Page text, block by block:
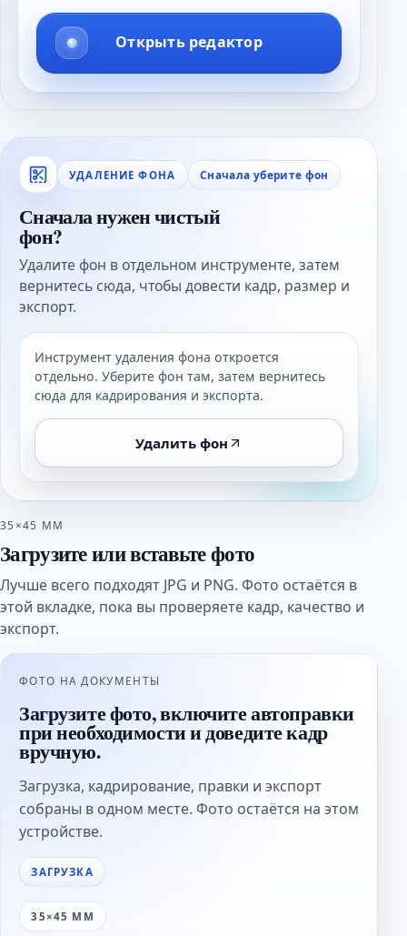
Открыть редактор
УДАЛЕНИЕ ФОНА Сначала уберите фон
Сначала нужен чистый
фон?
Удалите фон в отдельном инструменте, затем
вернитесь сюда, чтобы довести кадр, размер и
экспорт.
Инструмент удаления фона откроется
отдельно. Уберите фон там, затем вернитесь
сюда для кадрирования и экспорта.
Удалить фон
35×45 ММ
Загрузите или вставьте фото
Лучше всего подходят JPG и PNG. Фото остаётся в
этой вкладке, пока вы проверяете кадр, качество и
экспорт.
ФОТО НА ДОКУМЕНТЫ
Загрузите фото, включите автоправки
при необходимости и доведите кадр
вручную.
Загрузка, кадрирование, правки и экспорт
собраны в одном месте. Фото остаётся на этом
устройстве.
ЗАГРУЗКА
35×45 ММ